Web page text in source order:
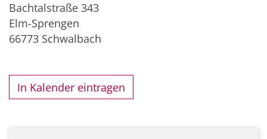
Bachtalstraße 343
Elm-Sprengen
66773 Schwalbach
In Kalender eintragen